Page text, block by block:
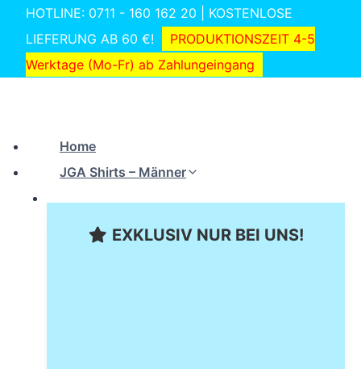
Inhalt
springen
HOTLINE: 0711 - 160 162 20 | KOSTENLOSE
LIEFERUNG AB 60 €!
PRODUKTIONSZEIT 4-5
Werktage (Mo-Fr) ab Zahlungeingang
Home
JGA Shirts – Männer
EXKLUSIV NUR BEI UNS!